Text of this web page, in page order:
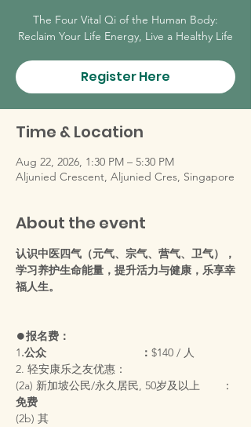
The Four Vital Qi of the Human Body:
Reclaim Your Life Energy, Live a Healthy Life
Register Here
Time & Location
Aug 22, 2026, 1:30 PM – 5:30 PM
Aljunied Crescent, Aljunied Cres, Singapore
About the event
认识中医四气（元气、宗气、营气、卫气），
学习养护生命能量，提升活力与健康，乐享幸
福人生。
⏺️报名费：
1.公众                              ： $140 / 人
2. 轻安康乐之友优惠：
(2a) 新加坡公民/永久居民, 50岁及以上       ：
免费
(2b) 其